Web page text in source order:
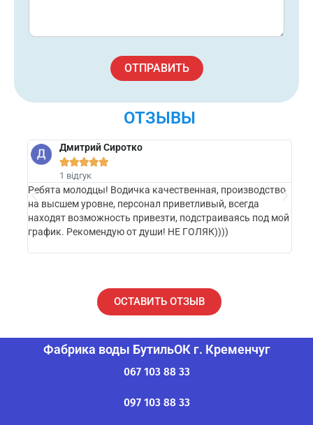
ОТЗЫВЫ
Дмитрий Сиротко

1 відгук
Ребята молодцы! Водичка качественная, производство
на высшем уровне, персонал приветливый, всегда
находят возможность привезти, подстраиваясь под мой
график. Рекомендую от души! НЕ ГОЛЯК))))
ОСТАВИТЬ ОТЗЫВ
Фабрика воды БутильОК г. Кременчуг
067 103 88 33
097 103 88 33